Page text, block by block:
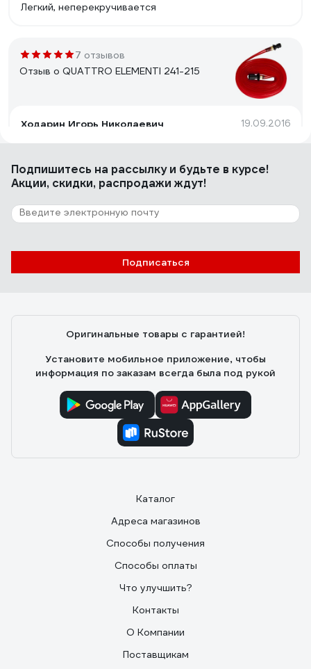
Легкий, неперекручивается
7 отзывов
Отзыв о QUATTRO ELEMENTI 241-215
Ходарин Игорь Николаевич 19.09.2016
Нет падения давления при длине 15 метров, т.е.
атмосферах на входе дает ширину зоны полива
примерно 4 метра (по 2 метра в каждую сторону от
метров. Легко раскладывается, не хрупкий.
32 отзыва
Подпишитесь на рассылкуи будьте в курсе!
Акции, скидки, распродажи ждут!
Подписаться
Оригинальные товары с гарантией!
Установите мобильное приложение, чтобы
информация по заказам всегда была под рукой
Каталог
Адреса магазинов
Способы получения
Способы оплаты
Что улучшить?
Контакты
О Компании
Поставщикам